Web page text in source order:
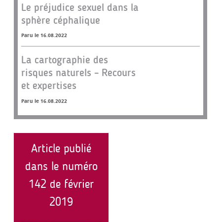
Le préjudice sexuel dans la
sphère céphalique
Paru le 16.08.2022
La cartographie des
risques naturels – Recours
et expertises
Paru le 16.08.2022
Article publié
dans le numéro
142 de février
2019